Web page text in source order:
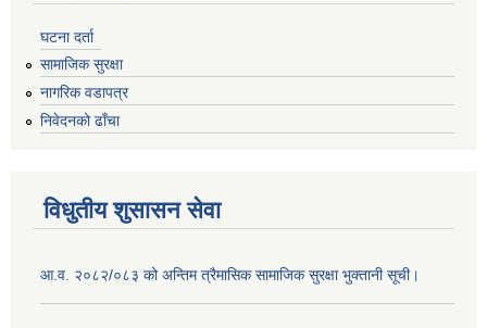
घटना दर्ता
सामाजिक सुरक्षा
नागरिक वडापत्र
निवेदनको ढाँचा
विधुतीय शुसासन सेवा
आ.व. २०८२/०८३ को अन्तिम त्रैमासिक सामाजिक सुरक्षा भुक्तानी सूची।